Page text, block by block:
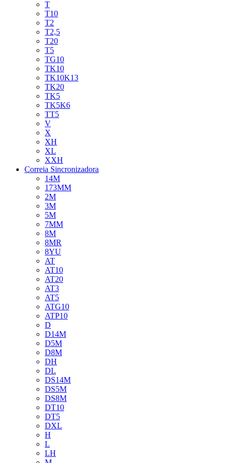
T
T10
T2
T2,5
T20
T5
TG10
TK10
TK10K13
TK20
TK5
TK5K6
TT5
V
X
XH
XL
XXH
Correia Sincronizadora
14M
173MM
2M
3M
5M
7MM
8M
8MR
8YU
AT
AT10
AT20
AT3
AT5
ATG10
ATP10
D
D14M
D5M
D8M
DH
DL
DS14M
DS5M
DS8M
DT10
DT5
DXL
H
L
LH